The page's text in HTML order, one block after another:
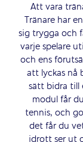
Att vara
Tränare har
sig trygga och
varje spelare
och ens
att lyckas nå
sätt bidra till
modul får du
tennis, och
det får du